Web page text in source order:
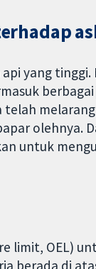
yang tinggi.
berbagai
melarang
olehnya.
untuk
limit, OEL)
berada di